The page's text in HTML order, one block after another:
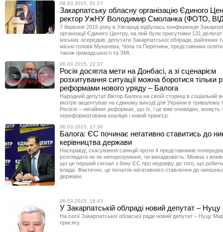
08.03.2015, 01:27
Закарпатську обласну організацію Єдиного
ректор УжНУ Володимир Смоланка (ФОТО,
7 березня 2015 року в Ужгороді відбулась конференція
організації Єдиного Центру, на якій були присутніми 131
міських осередків, депутати Закарпатської облради, районних
міські голови Мукачева, Чопа та Перечина, представники
також громадськості та ЗМІ.
06.03.2015, 22:37
Росія досягла мети на Донбасі, а зі сценарієм
розхитування ситуації можна боротися тільки
реформами нового уряду – Балога
Народний депутат Віктор Балога на своїй сторінці в соціальній
вкотре акцентував на єдиному виході для України в тривалому
Росією – негайних реформах, що їх, і це вже очевидно, можуть
переформатована коаліція і новий прем'єр.
06.03.2015, 17:30
Балога: ЄС починає негативно ставитись до
керівництва держави
Насправді, скасування санкцій проти 4 представників
розглядати не як непорозуміння, чи випадковість. Можна з
що це перший сигнал з боку ЄС про недовіру до того, що робить
влада. Фактично, це початок негативного ставлення до
держави.
06.03.2015, 16:43
У Закарпатській облраді новий депутат –
На сесії Закарпатської обласної ради новий депутат – Нуцу
присягу.